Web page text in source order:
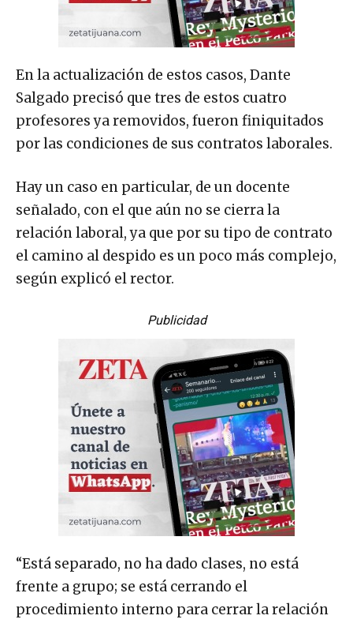
En la actualización de estos casos, Dante
Salgado precisó que tres de estos cuatro
profesores ya removidos, fueron finiquitados
por las condiciones de sus contratos laborales.
Hay un caso en particular, de un docente
señalado, con el que aún no se cierra la
relación laboral, ya que por su tipo de contrato
el camino al despido es un poco más complejo,
según explicó el rector.
Publicidad
“Está separado, no ha dado clases, no está
frente a grupo; se está cerrando el
procedimiento interno para cerrar la relación